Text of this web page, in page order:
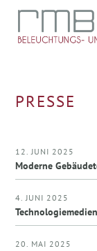
PRESSE
12. JUNI 2025
Moderne
4. JUNI 2025
20. MAI 2025